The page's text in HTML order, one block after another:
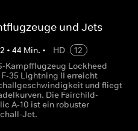
und Jets
2 •44 Min. • HD
12
Kampfflugzeug Lockheed
35 Lightning II erreicht
und fliegt
Die Fairchild-
A-10 ist ein robuster
Jet.